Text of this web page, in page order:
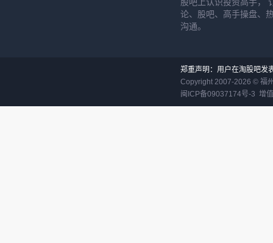
论、股吧、高手操盘、
沟通。
郑重声明：用户在淘股吧发
Copyright 2007-2026 © 福
闽ICP备09037174号-3 增